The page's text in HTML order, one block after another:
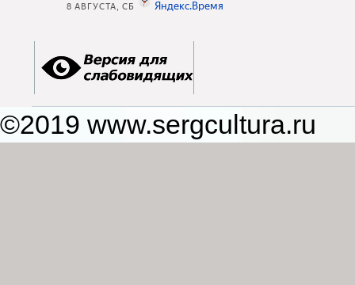
©2019 www.sergcultura.ru